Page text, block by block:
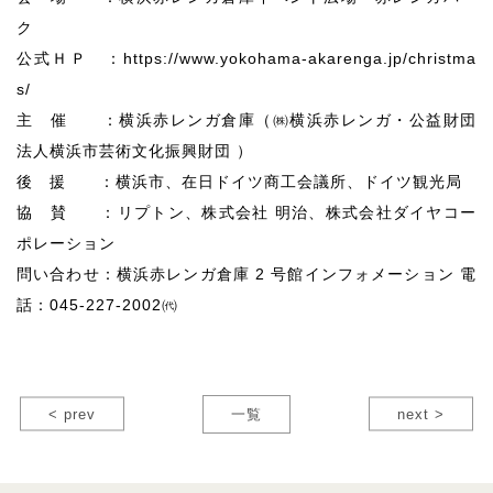
ク
公式ＨＰ ：https://www.yokohama-akarenga.jp/christma
s/
主 催 ：横浜赤レンガ倉庫（㈱横浜赤レンガ・公益財団
法人横浜市芸術文化振興財団 ）
後 援 ：横浜市、在日ドイツ商工会議所、ドイツ観光局
協 賛 ：リプトン、株式会社 明治、株式会社ダイヤコー
ポレーション
問い合わせ：横浜赤レンガ倉庫 2 号館インフォメーション 電
話：045-227-2002㈹
< prev 一覧 next >